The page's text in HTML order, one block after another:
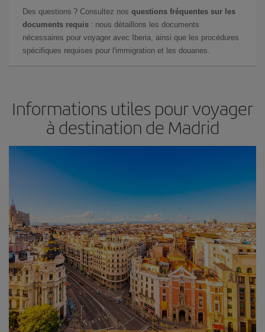
Des questions ? Consultez nos questions fréquentes sur les
documents requis : nous détaillons les documents
nécessaires pour voyager avec Iberia, ainsi que les procédures
spécifiques requises pour l'immigration et les douanes.
Informations utiles pour voyager
à destination de Madrid